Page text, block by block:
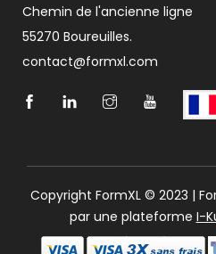
Chemin de l'ancienne ligne
55270 Boureuilles.
contact@formxl.com
Copyright FormXL © 2023 |
par une plateforme I-